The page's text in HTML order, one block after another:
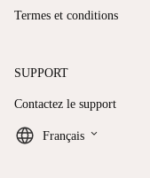
Termes et conditions
SUPPORT
Contactez le support
Français keyboard_arrow_down